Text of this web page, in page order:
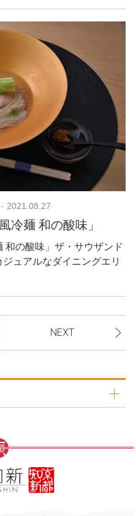
2021.08.27
冷麺 和の酸味」
和の酸味」ザ・サウザンド
ュアルなダイニングエリ
NEXT